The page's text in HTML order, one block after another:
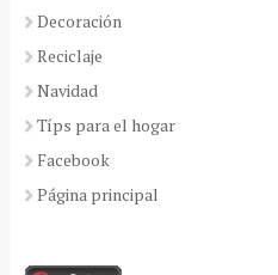
Decoración
Reciclaje
Navidad
Típs para el hogar
Facebook
Página principal